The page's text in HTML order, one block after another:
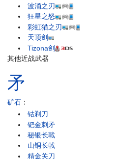
波涌之刃
狂星之怒
彩虹猫之刃
天顶剑
Tizona剑
其他近战武器
矛
矿石 ：
钴剃刀
钯金刺矛
秘银长戟
山铜长戟
精金关刀